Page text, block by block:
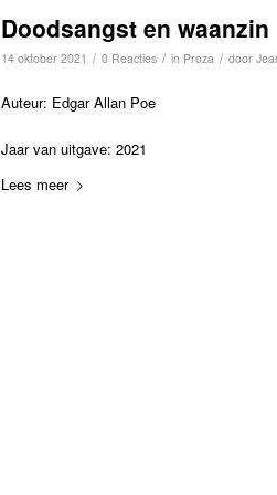
Doodsangst en waanzin
14 oktober 2021 / 0 Reacties / in Proza / door
Auteur: Edgar Allan Poe
Jaar van uitgave: 2021
Lees meer